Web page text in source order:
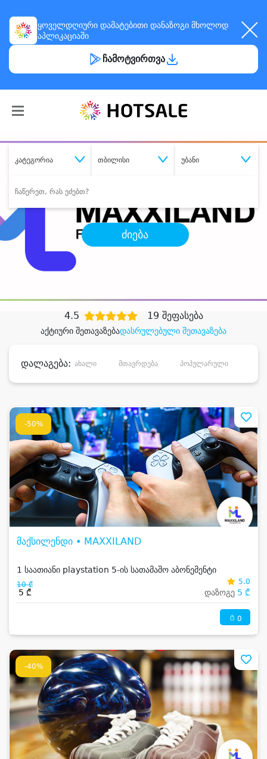
ყოველდღიური დამატებითი დანაზოგი მხოლოდ
აპლიკაციაში
ჩამოტვირთვა
კატეგორია თბილისი უბანი
ძიება
შეიძინე
აქტიური შეთავაზებადასრულებული შეთავაზება
4.5 19 შეფასება
დალაგება: ახალი მთავრდება პოპულარული
-50%
მაქსილენდი • MAXXILAND
1 საათიანი playstation 5-ის სათამაშო აბონემენტი
10 ₾
5 ₾
5.0
დაზოგე 5 ₾
0
-40%